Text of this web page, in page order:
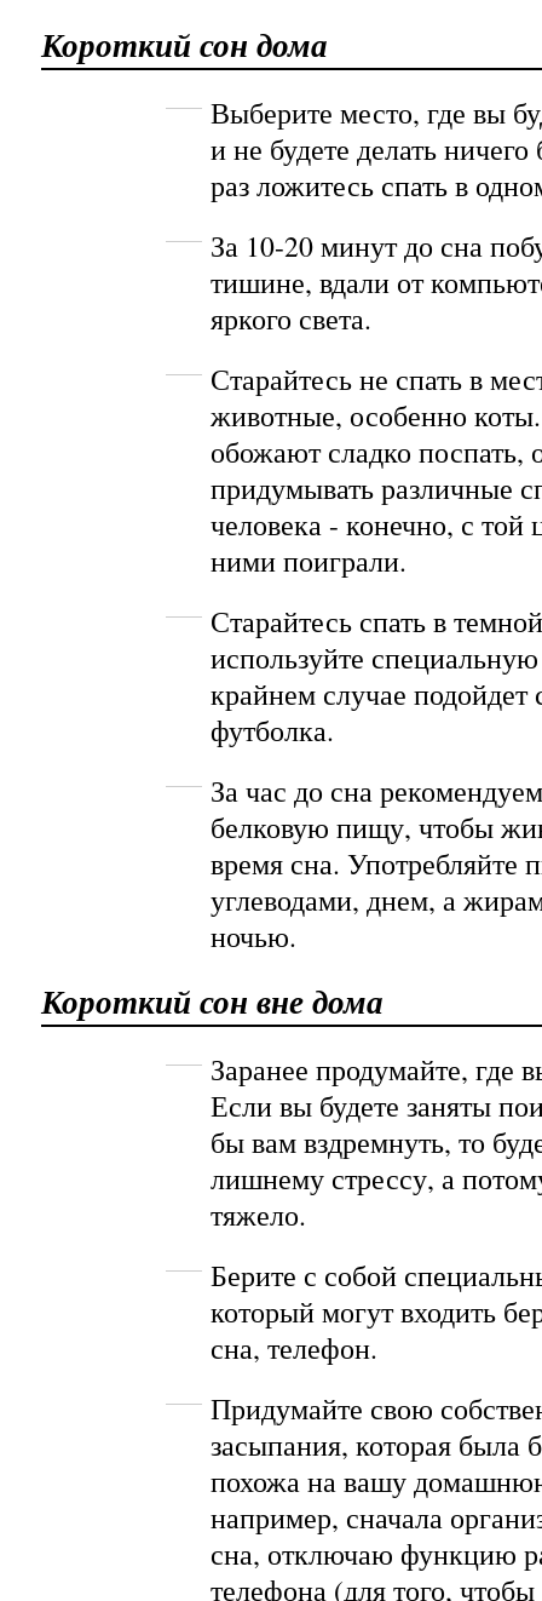
Короткий сон дома
Выберите место, где вы
и не будете делать
раз ложитесь спать в
За 10-20 минут до сна
тишине, вдали от
яркого света.
Старайтесь не спать в
животные, особенно
обожают сладко поспать,
придумывать различные
человека - конечно, с
ними поиграли.
Старайтесь спать в
используйте
крайнем случае подойдет
футболка.
За час до сна
белковую пищу, чтобы
время сна. Употребляйте
углеводами, днем, а
ночью.
Короткий сон вне дома
Заранее продумайте, где
Если вы будете заняты
бы вам вздремнуть, то
лишнему стрессу, а
тяжело.
Берите с собой
который могут входить
сна, телефон.
Придумайте свою
засыпания, которая была
похожа на вашу
например, сначала
сна, отключаю функцию
телефона (для того,